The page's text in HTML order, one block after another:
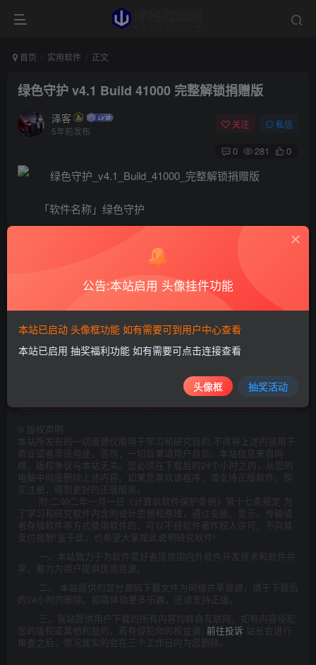
首页 实用软件 正文
绿色守护 v4.1 Build 41000 完整解锁捐赠版
泽客
5年前发布
关注 私信
0 281 0
「软件名称」绿色守护
「软件介绍」Greenify，绿色守护，绿色化系统应用，
休眠进程和省电必备神器！控制后台运行应用的最佳利器，
应用原生无广告，界面非常简洁，白色Holo风格，所有操作
都可以在主页完成；无需去重复清空内存，一旦加入休眠名
少优势，非常适合低内存用户使用。
此处内容已隐藏，请评论后刷新页面查看.
版权声明
本站所发布的一切资源仅限用于学习和研究目的;不得将上述内容用于
商业或者非法用途，否则，一切后果请用户自负。本站信息来自网
络，版权争议与本站无关。您必须在下载后的24个小时之内，从您的
电脑中彻底删除上述内容。如果您喜欢该程序，请支持正版软件，购
买注册，得到更好的正版服务。
附:二00二年一月一日《计算机软件保护条例》第十七条规定:为
了学习和研究软件内含的设计思想和原理，通过安装、显示、传输或
者存储软件等方式使用软件的，可以不经软件著作权人许可，不向其
支付报酬!鉴于此，也希望大家按此说明研究软件!
一、本站致力于为软件爱好者提供国内外软件开发技术和软件共
享，着力为用户提供优资资源。
二、 本站提供的部分源码下载文件为网络共享资源，请于下载后
的24小时内删除。如需体验更多乐趣，还请支持正版。
三、我站提供用户下载的所有内容均转自互联网。如有内容侵犯
您的版权或其他利益的，若有侵犯你的权益请: 前往投诉 站长会进行
审查之后，情况属实的会在三个工作日内为您删除。
公告:本站启用 头像挂件功能
本站已启动 头像框功能 如有需要可到用户中心查看
本站已启用 抽奖福利功能 如有需要可点击连接查看
头像框 抽奖活动